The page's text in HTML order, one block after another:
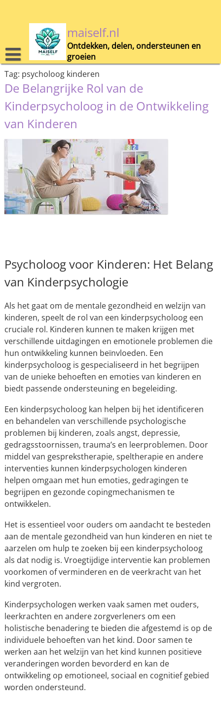
maiself.nl
Ontdekken, delen, ondersteunen en
groeien
Tag: psycholoog kinderen
De Belangrijke Rol van de
Kinderpsycholoog in de Ontwikkeling
van Kinderen
Psycholoog voor Kinderen: Het Belang
van Kinderpsychologie
Als het gaat om de mentale gezondheid en welzijn van
kinderen, speelt de rol van een kinderpsycholoog een
cruciale rol. Kinderen kunnen te maken krijgen met
verschillende uitdagingen en emotionele problemen die
hun ontwikkeling kunnen beïnvloeden. Een
kinderpsycholoog is gespecialiseerd in het begrijpen
van de unieke behoeften en emoties van kinderen en
biedt passende ondersteuning en begeleiding.
Een kinderpsycholoog kan helpen bij het identificeren
en behandelen van verschillende psychologische
problemen bij kinderen, zoals angst, depressie,
gedragsstoornissen, trauma’s en leerproblemen. Door
middel van gesprekstherapie, speltherapie en andere
interventies kunnen kinderpsychologen kinderen
helpen omgaan met hun emoties, gedragingen te
begrijpen en gezonde copingmechanismen te
ontwikkelen.
Het is essentieel voor ouders om aandacht te besteden
aan de mentale gezondheid van hun kinderen en niet te
aarzelen om hulp te zoeken bij een kinderpsycholoog
als dat nodig is. Vroegtijdige interventie kan problemen
voorkomen of verminderen en de veerkracht van het
kind vergroten.
Kinderpsychologen werken vaak samen met ouders,
leerkrachten en andere zorgverleners om een
holistische benadering te bieden die afgestemd is op de
individuele behoeften van het kind. Door samen te
werken aan het welzijn van het kind kunnen positieve
veranderingen worden bevorderd en kan de
ontwikkeling op emotioneel, sociaal en cognitief gebied
worden ondersteund.